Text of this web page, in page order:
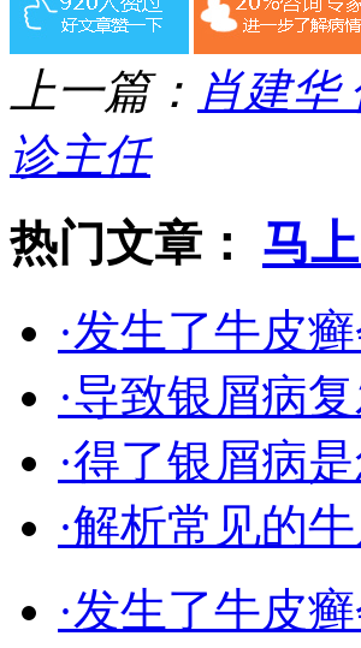
上一篇： 肖建华
诊主任
热门文章： 马
·发生了牛皮
·导致银屑病
·得了银屑病
·解析常见的
·发生了牛皮